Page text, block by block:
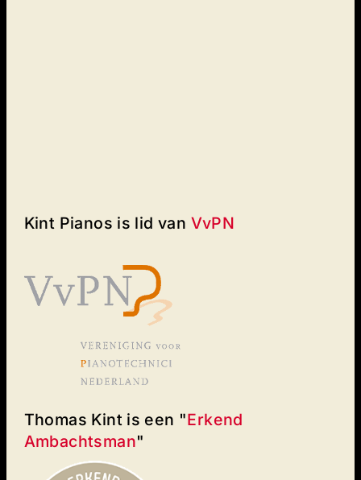
Kint Pianos is lid van VvPN
Thomas Kint is een "Erkend
Ambachtsman"